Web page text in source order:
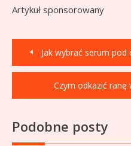
Artykuł sponsorowany
Nawigacja
wpisu
Jak wybrać serum pod oczy
Czym odkazić
Podobne posty